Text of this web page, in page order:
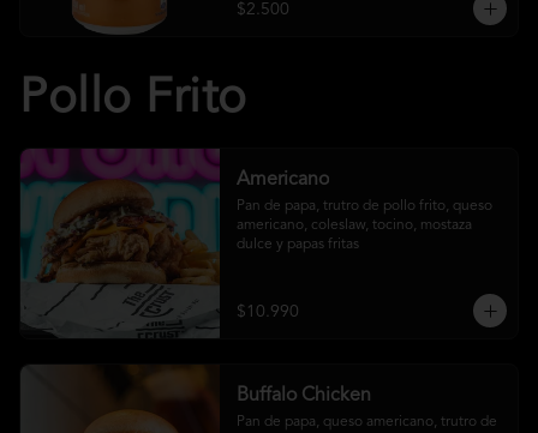
$2.500
Pollo Frito
Americano
Pan de papa, trutro de pollo frito, queso
americano, coleslaw, tocino, mostaza
dulce y papas fritas
$10.990
Buffalo Chicken
Pan de papa, queso americano, trutro de